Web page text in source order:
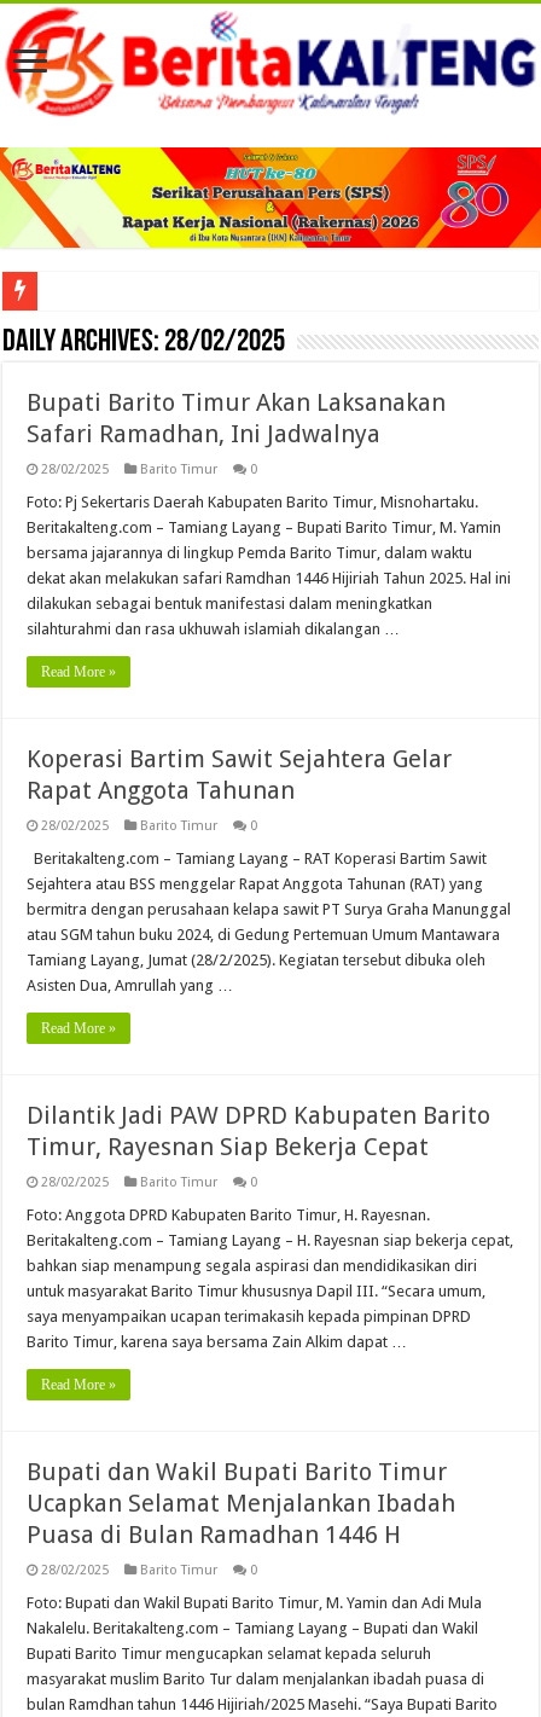
Viral! Selama Dua Bulan Lebih Siltap Serta Tunjangan Pemdes dan BPD di
Daily Archives: 28/02/2025
Bupati Barito Timur Akan Laksanakan
Safari Ramadhan, Ini Jadwalnya
28/02/2025 Barito Timur 0
Foto: Pj Sekertaris Daerah Kabupaten Barito Timur, Misnohartaku.
Beritakalteng.com – Tamiang Layang – Bupati Barito Timur, M. Yamin
bersama jajarannya di lingkup Pemda Barito Timur, dalam waktu
dekat akan melakukan safari Ramdhan 1446 Hijiriah Tahun 2025. Hal ini
dilakukan sebagai bentuk manifestasi dalam meningkatkan
silahturahmi dan rasa ukhuwah islamiah dikalangan …
Read More »
Koperasi Bartim Sawit Sejahtera Gelar
Rapat Anggota Tahunan
28/02/2025 Barito Timur 0
Beritakalteng.com – Tamiang Layang – RAT Koperasi Bartim Sawit
Sejahtera atau BSS menggelar Rapat Anggota Tahunan (RAT) yang
bermitra dengan perusahaan kelapa sawit PT Surya Graha Manunggal
atau SGM tahun buku 2024, di Gedung Pertemuan Umum Mantawara
Tamiang Layang, Jumat (28/2/2025). Kegiatan tersebut dibuka oleh
Asisten Dua, Amrullah yang …
Read More »
Dilantik Jadi PAW DPRD Kabupaten Barito
Timur, Rayesnan Siap Bekerja Cepat
28/02/2025 Barito Timur 0
Foto: Anggota DPRD Kabupaten Barito Timur, H. Rayesnan.
Beritakalteng.com – Tamiang Layang – H. Rayesnan siap bekerja cepat,
bahkan siap menampung segala aspirasi dan mendidikasikan diri
untuk masyarakat Barito Timur khususnya Dapil III. “Secara umum,
saya menyampaikan ucapan terimakasih kepada pimpinan DPRD
Barito Timur, karena saya bersama Zain Alkim dapat …
Read More »
Bupati dan Wakil Bupati Barito Timur
Ucapkan Selamat Menjalankan Ibadah
Puasa di Bulan Ramadhan 1446 H
28/02/2025 Barito Timur 0
Foto: Bupati dan Wakil Bupati Barito Timur, M. Yamin dan Adi Mula
Nakalelu. Beritakalteng.com – Tamiang Layang – Bupati dan Wakil
Bupati Barito Timur mengucapkan selamat kepada seluruh
masyarakat muslim Barito Tur dalam menjalankan ibadah puasa di
bulan Ramdhan tahun 1446 Hijiriah/2025 Masehi. “Saya Bupati Barito